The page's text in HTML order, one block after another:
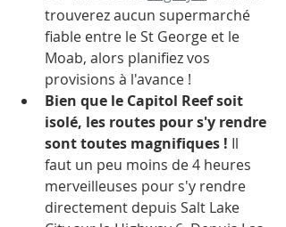
trouverez aucun supermarché
fiable entre le St George et le
Moab, alors planifiez vos
provisions à l'avance !
Bien que le Capitol Reef soit
isolé, les routes pour s'y rendre
sont toutes magnifiques ! Il
faut un peu moins de 4 heures
merveilleuses pour s'y rendre
directement depuis Salt Lake